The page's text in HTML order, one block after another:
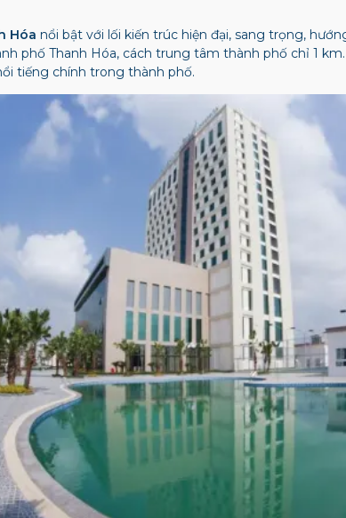
Hóa nổi bật với lối kiến ​​trúc hiện đại, sang trọng,
phố Thanh Hóa, cách trung tâm thành phố chỉ 1
tiếng chính trong thành phố.